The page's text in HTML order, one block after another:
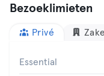
Bezoeklimieten
Privé
Essential